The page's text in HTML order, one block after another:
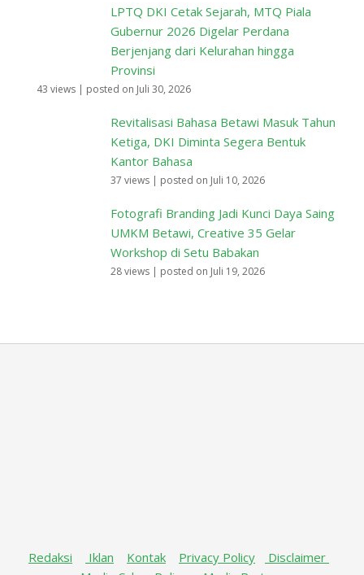
LPTQ DKI Cetak Sejarah, MTQ Piala
Gubernur 2026 Digelar Perdana
Berjenjang dari Kelurahan hingga
Provinsi
43 views | posted on Juli 30, 2026
Revitalisasi Bahasa Betawi Masuk Tahun
Ketiga, DKI Diminta Segera Bentuk
Kantor Bahasa
37 views | posted on Juli 10, 2026
Fotografi Branding Jadi Kunci Daya Saing
UMKM Betawi, Creative 35 Gelar
Workshop di Setu Babakan
28 views | posted on Juli 19, 2026
Redaksi Iklan Kontak Privacy Policy
Disclaimer